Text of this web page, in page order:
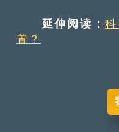
延伸阅读：
置？